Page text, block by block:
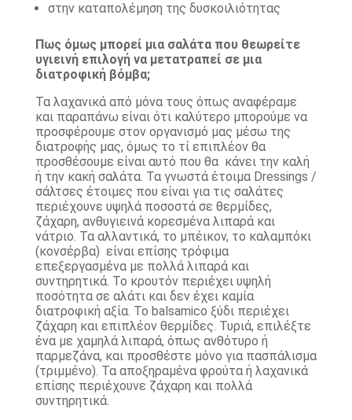
στην καταπολέμηση της δυσκοιλιότητας
Πως όμως μπορεί μια σαλάτα που θεωρείτε
υγιεινή επιλογή να μετατραπεί σε μια
διατροφική βόμβα;
Τα λαχανικά από μόνα τους όπως αναφέραμε
και παραπάνω είναι ότι καλύτερο μπορούμε να
προσφέρουμε στον οργανισμό μας μέσω της
διατροφής μας, όμως το τί επιπλέον θα
προσθέσουμε είναι αυτό που θα κάνει την καλή
ή την κακή σαλάτα. Τα γνωστά έτοιμα Dressings /
σάλτσες έτοιμες που είναι για τις σαλάτες
περιέχουνε υψηλά ποσοστά σε θερμίδες,
ζάχαρη, ανθυγιεινά κορεσμένα λιπαρά και
νάτριο. Τα αλλαντικά, το μπέικον, το καλαμπόκι
(κονσέρβα) είναι επίσης τρόφιμα
επεξεργασμένα με πολλά λιπαρά και
συντηρητικά. Το κρουτόν περιέχει υψηλή
ποσότητα σε αλάτι και δεν έχει καμία
διατροφική αξία. Το balsamico ξύδι περιέχει
ζάχαρη και επιπλέον θερμίδες. Τυριά, επιλέξτε
ένα με χαμηλά λιπαρά, όπως ανθότυρο ή
παρμεζάνα, και προσθέστε μόνο για πασπάλισμα
(τριμμένο). Τα αποξηραμένα φρούτα ή λαχανικά
επίσης περιέχουνε ζάχαρη και πολλά
συντηρητικά.